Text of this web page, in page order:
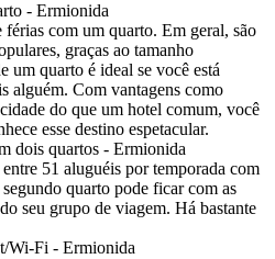
- Ermionida
com um quarto. Em geral, são
graças ao tamanho
um quarto é ideal se você está
alguém. Com vantagens como
do que um hotel comum, você
esse destino espetacular.
dois quartos - Ermionida
51 aluguéis por temporada com
quarto pode ficar com as
seu grupo de viagem. Há bastante
Wi-Fi - Ermionida